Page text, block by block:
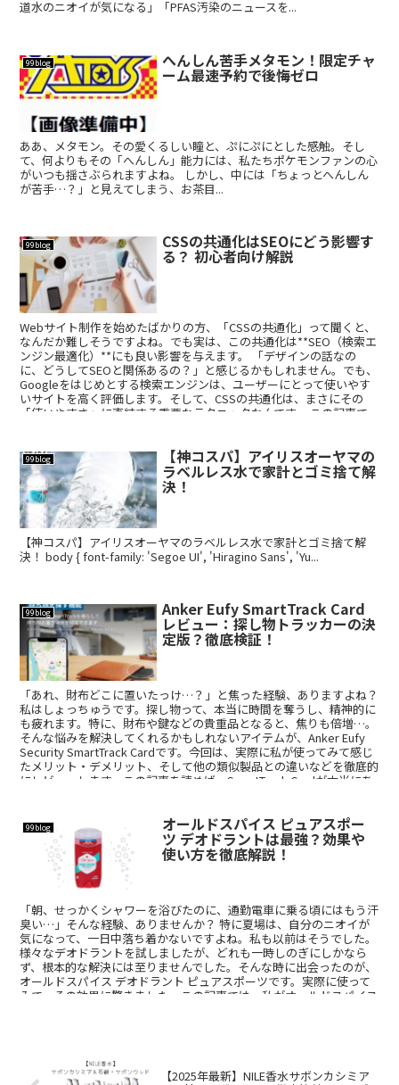
道水のニオイが気になる」「PFAS汚染のニュースを...
99blog へんしん苦手メタモン！限定チャ
ーム最速予約で後悔ゼロ
ああ、メタモン。その愛くるしい瞳と、ぷにぷにとした感触。そし
て、何よりもその「へんしん」能力には、私たちポケモンファンの心
がいつも揺さぶられますよね。 しかし、中には「ちょっとへんしん
が苦手…？」と見えてしまう、お茶目...
99blog CSSの共通化はSEOにどう影響す
る？ 初心者向け解説
Webサイト制作を始めたばかりの方、「CSSの共通化」って聞くと、
なんだか難しそうですよね。でも実は、この共通化は**SEO（検索エ
ンジン最適化）**にも良い影響を与えます。 「デザインの話なの
に、どうしてSEOと関係あるの？」と感じるかもしれません。でも、
Googleをはじめとする検索エンジンは、ユーザーにとって使いやす
いサイトを高く評価します。そして、CSSの共通化は、まさにその
「使いやすさ」に直結する重要なテクニックなんです。 この記事で
99blog 【神コスパ】アイリスオーヤマの
ラベルレス水で家計とゴミ捨て解
決！
【神コスパ】アイリスオーヤマのラベルレス水で家計とゴミ捨て解
決！ body { font-family: 'Segoe UI', 'Hiragino Sans', 'Yu...
99blog Anker Eufy SmartTrack Card
レビュー：探し物トラッカーの決
定版？徹底検証！
「あれ、財布どこに置いたっけ…？」と焦った経験、ありますよね？
私はしょっちゅうです。探し物って、本当に時間を奪うし、精神的に
も疲れます。特に、財布や鍵などの貴重品となると、焦りも倍増…。
そんな悩みを解決してくれるかもしれないアイテムが、Anker Eufy
Security SmartTrack Cardです。今回は、実際に私が使ってみて感じ
たメリット・デメリット、そして他の類似製品との違いなどを徹底的
にレビューします。この記事を読めば、SmartTrack Cardが本当にあ
99blog オールドスパイス ピュアスポー
ツ デオドラントは最強？効果や
使い方を徹底解説！
「朝、せっかくシャワーを浴びたのに、通勤電車に乗る頃にはもう汗
臭い…」そんな経験、ありませんか？ 特に夏場は、自分のニオイが
気になって、一日中落ち着かないですよね。私も以前はそうでした。
様々なデオドラントを試しましたが、どれも一時しのぎにしかなら
ず、根本的な解決には至りませんでした。そんな時に出会ったのが、
オールドスパイス デオドラント ピュアスポーツです。実際に使って
みて、その効果に驚きました。この記事では、私がオールドスパイス
【2025年最新】NILE香水サボンカシミア